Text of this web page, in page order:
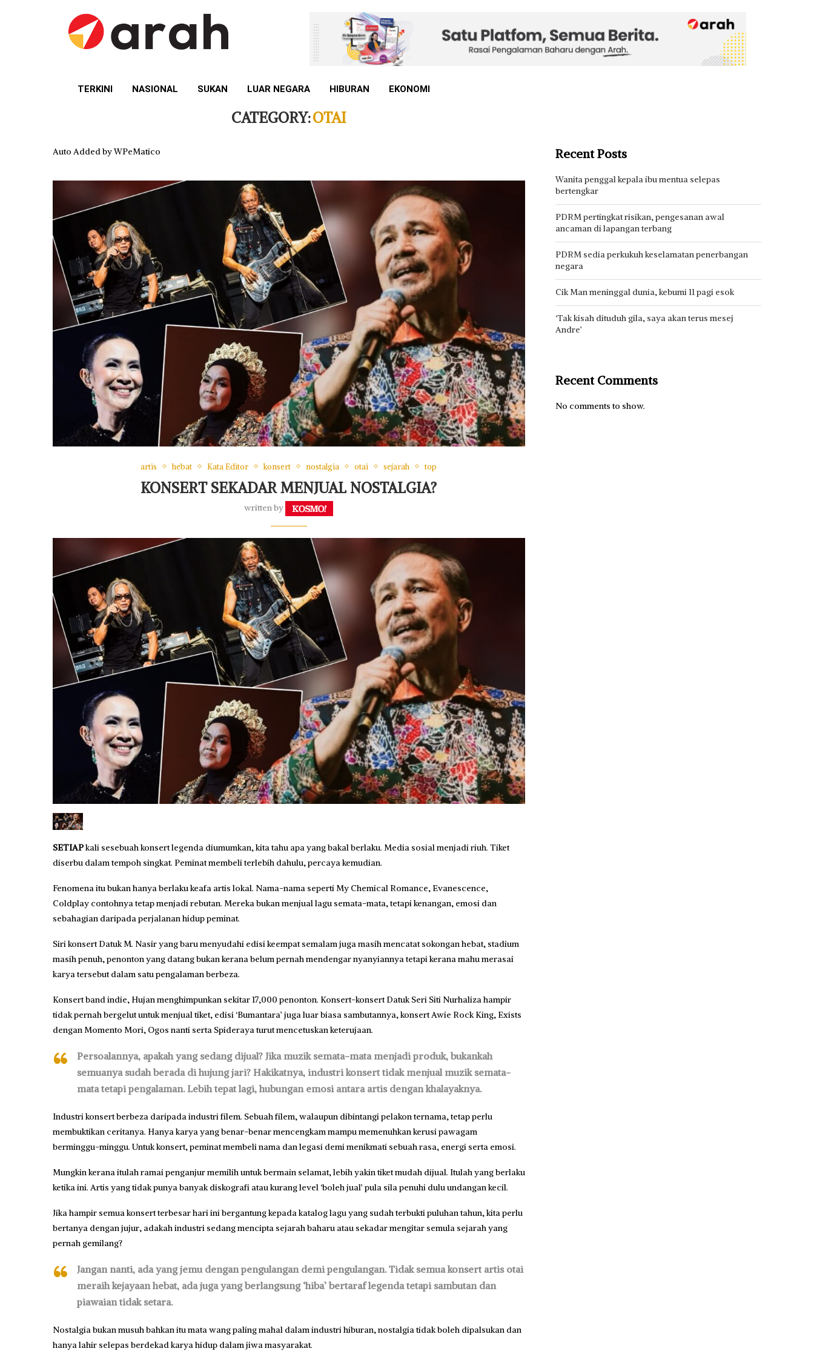
TERKINI NASIONAL SUKAN LUAR NEGARA HIBURAN EKONOMI
CATEGORY:OTAI
Auto Added by WPeMatico
artis hebat Kata Editor konsert nostalgia otai sejarah top
KONSERT SEKADAR MENJUAL NOSTALGIA?
written by
SETIAPkali sesebuah konsert legenda diumumkan, kita tahu apa yang bakal berlaku. Media sosial menjadi riuh. Tiket
diserbu dalam tempoh singkat. Peminat membeli terlebih dahulu, percaya kemudian.
Fenomena itu bukan hanya berlaku keafa artis lokal. Nama-nama seperti My Chemical Romance, Evanescence,
Coldplay contohnya tetap menjadi rebutan. Mereka bukan menjual lagu semata-mata, tetapi kenangan, emosi dan
sebahagian daripada perjalanan hidup peminat.
Siri konsert Datuk M. Nasir yang baru menyudahi edisi keempat semalam juga masih mencatat sokongan hebat, stadium
masih penuh, penonton yang datang bukan kerana belum pernah mendengar nyanyiannya tetapi kerana mahu merasai
karya tersebut dalam satu pengalaman berbeza.
Konsert band indie, Hujan menghimpunkan sekitar 17,000 penonton. Konsert-konsert Datuk Seri Siti Nurhaliza hampir
tidak pernah bergelut untuk menjual tiket, edisi ‘Bumantara’ juga luar biasa sambutannya, konsert Awie Rock King, Exists
dengan Momento Mori, Ogos nanti serta Spideraya turut mencetuskan keterujaan.
Persoalannya, apakah yang sedang dijual? Jika muzik semata-mata menjadi produk, bukankah
semuanya sudah berada di hujung jari? Hakikatnya, industri konsert tidak menjual muzik semata-
mata tetapi pengalaman. Lebih tepat lagi, hubungan emosi antara artis dengan khalayaknya.
Industri konsert berbeza daripada industri filem. Sebuah filem, walaupun dibintangi pelakon ternama, tetap perlu
membuktikan ceritanya. Hanya karya yang benar-benar mencengkam mampu memenuhkan kerusi pawagam
berminggu-minggu. Untuk konsert, peminat membeli nama dan legasi demi menikmati sebuah rasa, energi serta emosi.
Mungkin kerana itulah ramai penganjur memilih untuk bermain selamat, lebih yakin tiket mudah dijual. Itulah yang berlaku
ketika ini. Artis yang tidak punya banyak diskografi atau kurang level ‘boleh jual’ pula sila penuhi dulu undangan kecil.
Jika hampir semua konsert terbesar hari ini bergantung kepada katalog lagu yang sudah terbukti puluhan tahun, kita perlu
bertanya dengan jujur, adakah industri sedang mencipta sejarah baharu atau sekadar mengitar semula sejarah yang
pernah gemilang?
Jangan nanti, ada yang jemu dengan pengulangan demi pengulangan. Tidak semua konsert artis otai
meraih kejayaan hebat, ada juga yang berlangsung ‘hiba’ bertaraf legenda tetapi sambutan dan
piawaian tidak setara.
Nostalgia bukan musuh bahkan itu mata wang paling mahal dalam industri hiburan, nostalgia tidak boleh dipalsukan dan
hanya lahir selepas berdekad karya hidup dalam jiwa masyarakat.
Recent Posts
Wanita penggal kepala ibu mentua selepas
bertengkar
PDRM pertingkat risikan, pengesanan awal
ancaman di lapangan terbang
PDRM sedia perkukuh keselamatan penerbangan
negara
Cik Man meninggal dunia, kebumi 11 pagi esok
‘Tak kisah dituduh gila, saya akan terus mesej
Andre’
Recent Comments
No comments to show.